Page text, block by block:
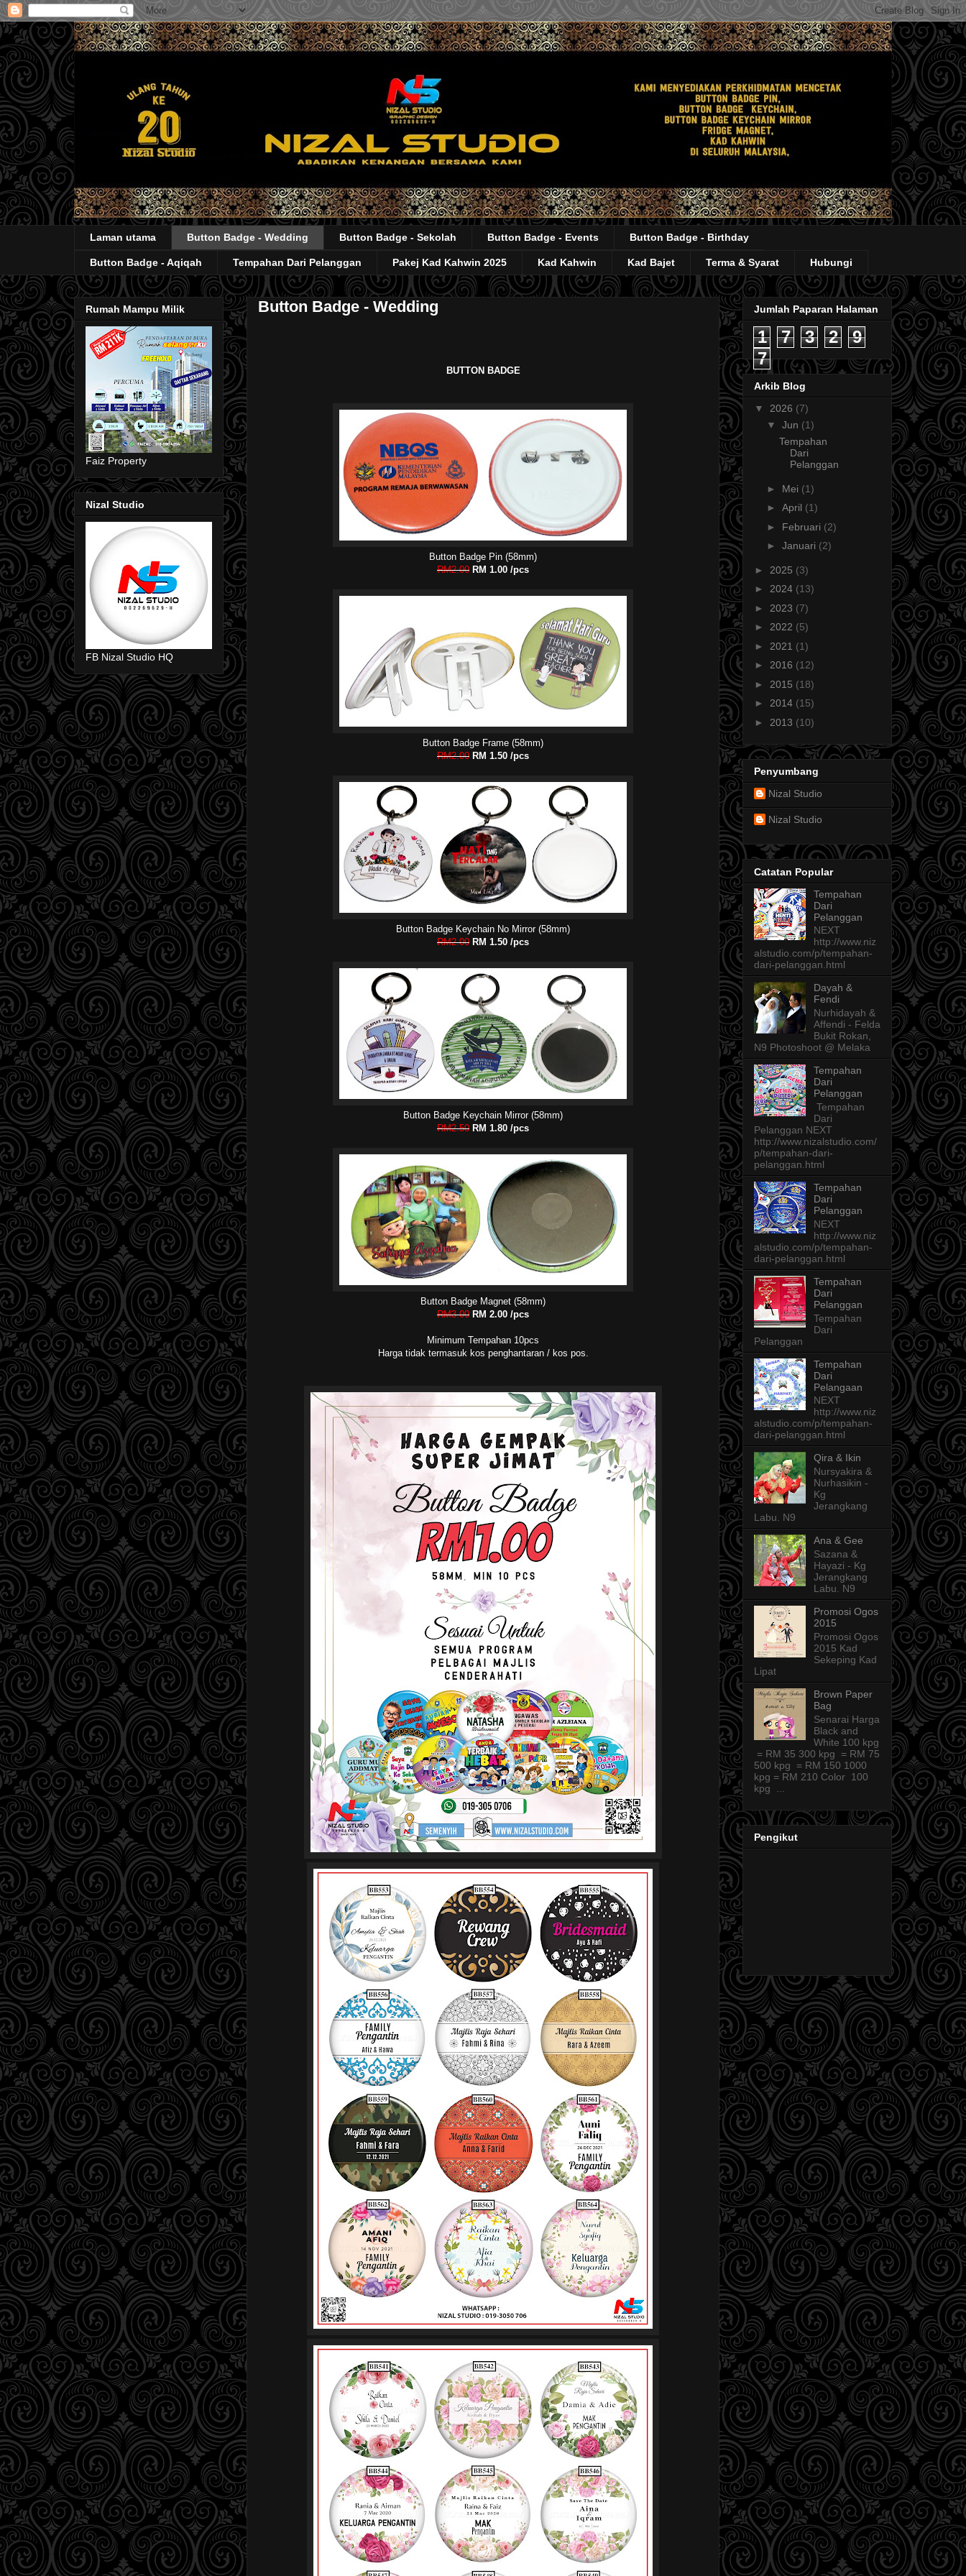
Laman utama Button Badge - Wedding Button Badge - Sekolah Button Badge - Events Button Badge - Birthday
Button Badge - Aqiqah Tempahan Dari Pelanggan Pakej Kad Kahwin 2025 Kad Kahwin Kad Bajet Terma & Syarat Hubungi
Button Badge - Wedding
BUTTON BADGE
Button Badge Pin (58mm)
RM2.00 RM 1.00 /pcs
Button Badge Frame (58mm)
RM2.00 RM 1.50 /pcs
Button Badge Keychain No Mirror (58mm)
RM2.00 RM 1.50 /pcs
Button Badge Keychain Mirror (58mm)
RM2.50 RM 1.80 /pcs
Button Badge Magnet (58mm)
RM3.00 RM 2.00 /pcs
Minimum Tempahan 10pcs
Harga tidak termasuk kos penghantaran / kos pos.
Rumah Mampu Milik
Faiz Property
Nizal Studio
FB Nizal Studio HQ
Jumlah Paparan Halaman
1 7 3 2
9
7
Arkib Blog
▼ 2026 (7)
▼ Jun (1)
Tempahan
Dari
Pelanggan
► Mei (1)
► April (1)
► Februari (2)
► Januari (2)
► 2025 (3)
► 2024 (13)
► 2023 (7)
► 2022 (5)
► 2021 (1)
► 2016 (12)
► 2015 (18)
► 2014 (15)
► 2013 (10)
Penyumbang
Nizal Studio
Nizal Studio
Catatan Popular
Tempahan
Dari
Pelanggan
NEXT
http://www.niz
alstudio.com/p/tempahan-
dari-pelanggan.html
Dayah &
Fendi
Nurhidayah &
Affendi - Felda
Bukit Rokan,
N9 Photoshoot @ Melaka
Tempahan
Dari
Pelanggan
Tempahan
Dari
Pelanggan NEXT
http://www.nizalstudio.com/
p/tempahan-dari-
pelanggan.html
Tempahan
Dari
Pelanggan
NEXT
http://www.niz
alstudio.com/p/tempahan-
dari-pelanggan.html
Tempahan
Dari
Pelanggan
Tempahan
Dari
Pelanggan
Tempahan
Dari
Pelangaan
NEXT
http://www.niz
alstudio.com/p/tempahan-
dari-pelanggan.html
Qira & Ikin
Nursyakira &
Nurhasikin -
Kg
Jerangkang
Labu. N9
Ana & Gee
Sazana &
Hayazi - Kg
Jerangkang
Labu. N9
Promosi Ogos
2015
Promosi Ogos
2015 Kad
Sekeping Kad
Lipat
Brown Paper
Bag
Senarai Harga
Black and
White 100 kpg
= RM 35 300 kpg = RM 75
500 kpg = RM 150 1000
kpg = RM 210 Color 100
kpg ...
Pengikut